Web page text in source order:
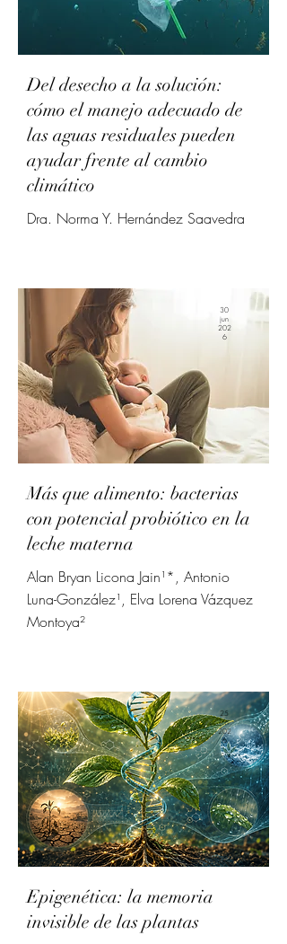
Del desecho a la solución:
cómo el manejo adecuado de
las aguas residuales pueden
ayudar frente al cambio
climático
Dra. Norma Y. Hernández Saavedra
30
jun
202
6
Más que alimento: bacterias
con potencial probiótico en la
leche materna
Alan Bryan Licona Jain¹*, Antonio
Luna-González¹, Elva Lorena Vázquez
Montoya²
25
jun
202
6
Epigenética: la memoria
invisible de las plantas